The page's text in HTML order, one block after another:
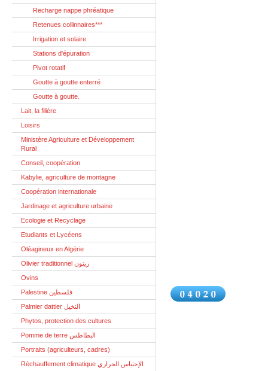
Recharge nappe phréatique
Retenues collinnaires***
Irrigation et solaire
Stations d'épuration
Pivot rotatif
Goutte à goutte enterré
Goutte à goutte.
Lait, la filière
Loisirs
Ministère Agriculture et Développement
Rural
Conseil, coopération
Kabylie, agriculture de montagne
Coopération internationale
Jardinage et agriculture urbaine
Ecologie et Recyclage
Etudiants et Lycéens
Oléagineux en Algérie
Olivier traditionnel زيتون
Ovins
Palestine فلسطين
Palmier dattier النخيل
Phytos, protection des cultures
Pomme de terre البطاطس
Portraits (agriculteurs, cadres)
Réchauffement climatique الإحتباس الحراري